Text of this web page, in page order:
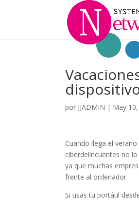
por JJADMIN | May
Cuando llega el
ciberdelincuentes no
ya que muchas
frente al ordenador.
Si usas tu portátil